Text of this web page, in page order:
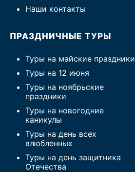
Наши контакты
ПРАЗДНИЧНЫЕ ТУРЫ
Туры на майские праздники
Туры на 12 июня
Туры на ноябрьские
праздники
Туры на новогодние
каникулы
Туры на день всех
влюбленных
Туры на день защитника
Отечества